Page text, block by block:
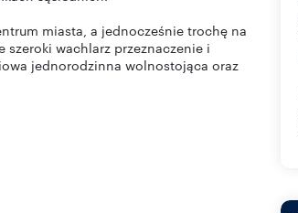
miasta, a jednocześnie trochę na
wachlarz przeznaczenie i
jednorodzinna wolnostojąca oraz